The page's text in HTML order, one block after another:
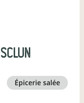
épicerie salée